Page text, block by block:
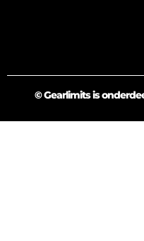
© Gearlimits is